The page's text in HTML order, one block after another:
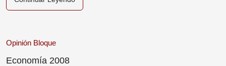
Opinión Bloque
Economía 2008